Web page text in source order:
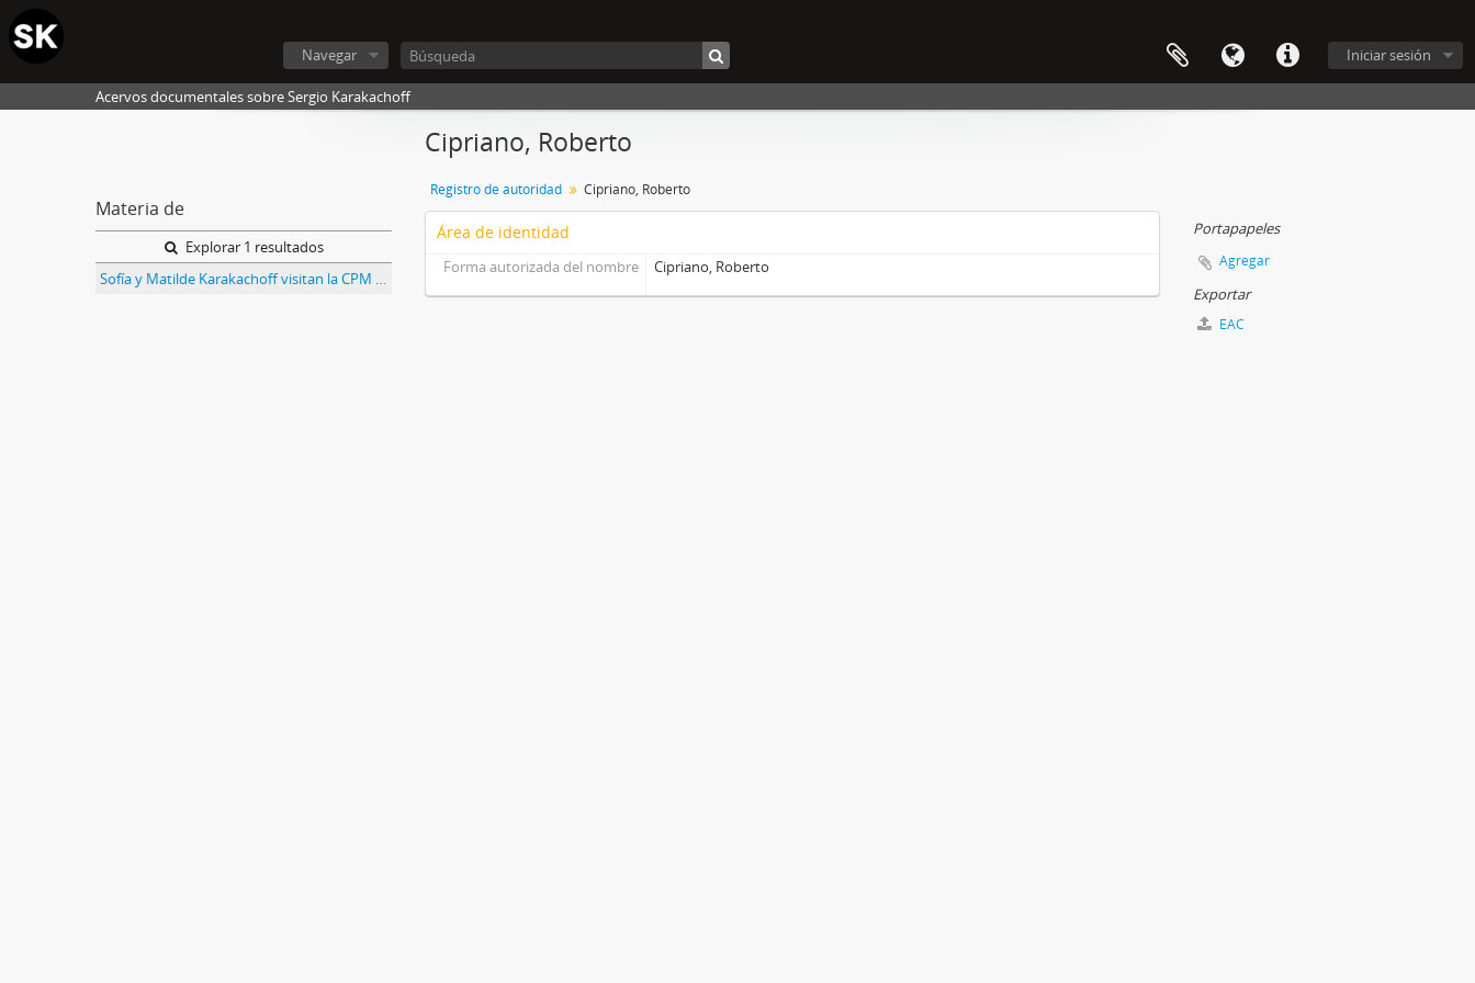
Iniciar sesión
Navegar
Acervos documentales sobre Sergio Karakachoff
Materia de
Explorar 1 resultados
Sofía y Matilde Karakachoff visitan la CPM 2023
Cipriano, Roberto
Registro de autoridad Cipriano, Roberto
Área de identidad
Forma autorizada del nombre Cipriano, Roberto
Portapapeles
Agregar
Exportar
EAC